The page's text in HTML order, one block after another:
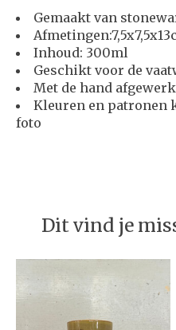
Gemaakt van
Inhoud: 300ml
Geschikt voor de
Met de hand
Kleuren en patronen
foto
Dit vind je
Items van